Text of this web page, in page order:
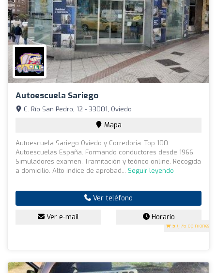
Autoescuela Sariego
5 (176 opiniones)
C. Río San Pedro, 12 - 33001, Oviedo
Mapa
Autoescuela Sariego Oviedo y Corredoria. Top 100
Autoescuelas España. Formando conductores desde 1966.
Simuladores examen. Tramitación y teórico online. Recogida
a domicilio. Alto indice de aprobad... Seguir leyendo
Ver teléfono
Ver e-mail Horario